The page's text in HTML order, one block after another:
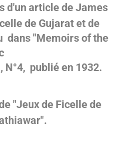
d'un article de James
de Gujarat et de
dans "Memoirs of the
N°4, publié en 1932.
"Jeux de Ficelle de